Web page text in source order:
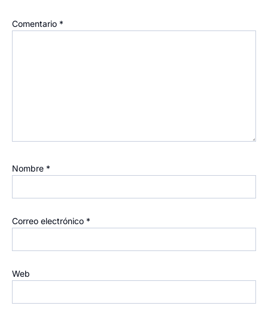
Comentario *
Nombre *
Correo electrónico *
Web